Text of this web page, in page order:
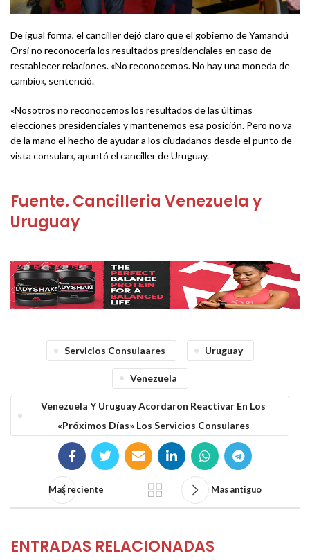
De igual forma, el canciller dejó claro que el gobierno de Yamandú
Orsi no reconocería los resultados presidenciales en caso de
restablecer relaciones. «No reconocemos. No hay una moneda de
cambio», sentenció.
«Nosotros no reconocemos los resultados de las últimas
elecciones presidenciales y mantenemos esa posición. Pero no va
de la mano el hecho de ayudar a los ciudadanos desde el punto de
vista consular», apuntó el canciller de Uruguay.
Fuente. Cancilleria Venezuela y
Uruguay
Servicios Consulaares Uruguay
Venezuela
Venezuela Y Uruguay Acordaron Reactivar En Los
«próximos Días» Los Servicios Consulares
Mas reciente Mas antiguo
ENTRADAS RELACIONADAS